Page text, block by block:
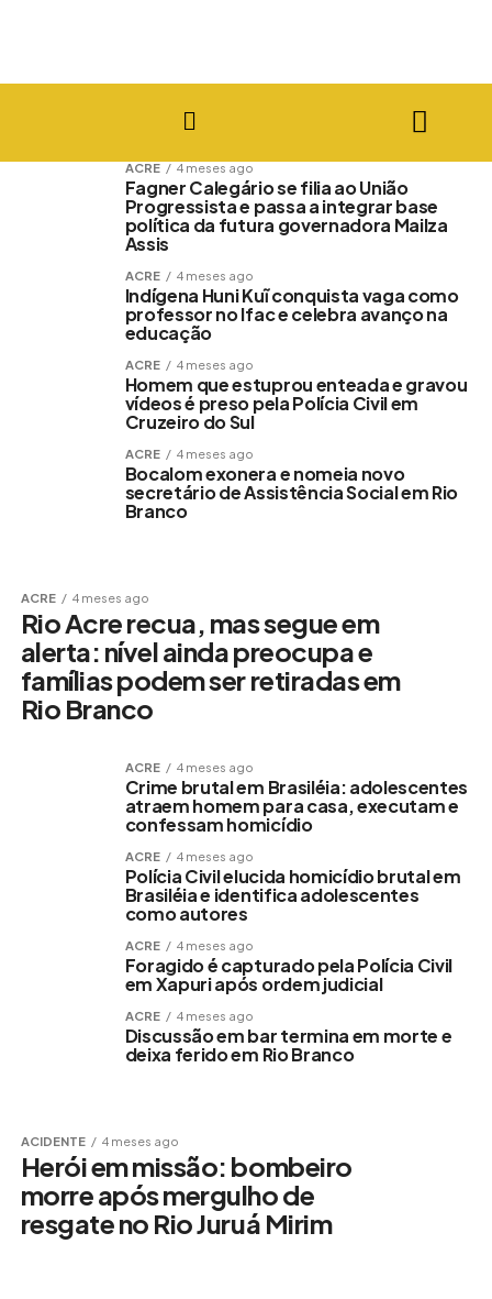
ACRE 4 meses ago
Fagner Calegário se filia ao União
Progressista e passa a integrar base
política da futura governadora Mailza
Assis
ACRE 4 meses ago
Indígena Huni Kuĩ conquista vaga como
professor no Ifac e celebra avanço na
educação
ACRE 4 meses ago
Homem que estuprou enteada e gravou
vídeos é preso pela Polícia Civil em
Cruzeiro do Sul
ACRE 4 meses ago
Bocalom exonera e nomeia novo
secretário de Assistência Social em Rio
Branco
ACRE 4 meses ago
Rio Acre recua, mas segue em
alerta: nível ainda preocupa e
famílias podem ser retiradas em
Rio Branco
ACRE 4 meses ago
Crime brutal em Brasiléia: adolescentes
atraem homem para casa, executam e
confessam homicídio
ACRE 4 meses ago
Polícia Civil elucida homicídio brutal em
Brasiléia e identifica adolescentes
como autores
ACRE 4 meses ago
Foragido é capturado pela Polícia Civil
em Xapuri após ordem judicial
ACRE 4 meses ago
Discussão em bar termina em morte e
deixa ferido em Rio Branco
ACIDENTE 4 meses ago
Herói em missão: bombeiro
morre após mergulho de
resgate no Rio Juruá Mirim